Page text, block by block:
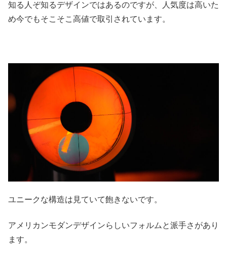
知る人ぞ知るデザインではあるのですが、人気度は高いた
め今でもそこそこ高値で取引されています。
ユニークな構造は見ていて飽きないです。
アメリカンモダンデザインらしいフォルムと派手さがあり
ます。